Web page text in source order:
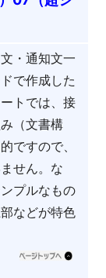
・通知文一
で作成した
トでは、接
（文書構
ですので、
せん。な
プルなもの
などが特色